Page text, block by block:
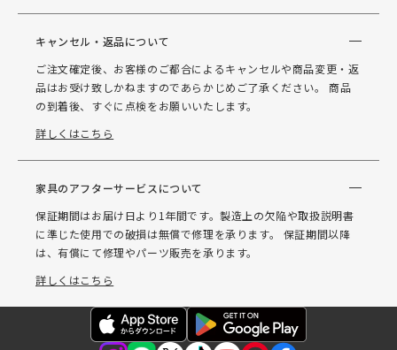
キャンセル・返品について
ご注文確定後、お客様のご都合によるキャンセルや商品変更・返
品はお受け致しかねますのであらかじめご了承ください。 商品
の到着後、すぐに点検をお願いいたします。
詳しくはこちら
家具のアフターサービスについて
保証期間はお届け日より1年間です。製造上の欠陥や取扱説明書
に準じた使用での破損は無償で修理を承ります。 保証期間以降
は、有償にて修理やパーツ販売を承ります。
詳しくはこちら